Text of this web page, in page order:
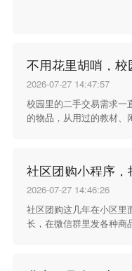
不用花里胡哨，
2026-07-27 14:47:57
校园里的二手交易需求一
的物品，从用过的教材、
西的时候要翻很久的聊天
没了，交易双方也很难快
的二手商品小程序，就是
给学生提供一个更顺手的
社区团购小程序
2026-07-27 14:46:26
社区团购这几年在小区里
长，在微信群里发各种商